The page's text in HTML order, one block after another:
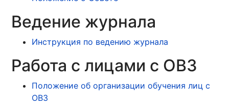
Ведение журнала
Инструкция по ведению журнала
Работа с лицами с ОВЗ
Положение об организации обучения лиц с
ОВЗ